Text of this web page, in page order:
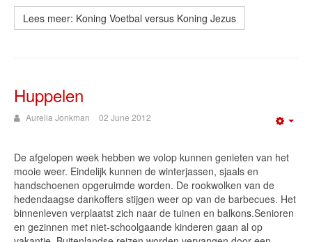
Lees meer: Koning Voetbal versus Koning Jezus
Huppelen
Aurelia Jonkman 02 June 2012
De afgelopen week hebben we volop kunnen genieten van het
mooie weer. Eindelijk kunnen de winterjassen, sjaals en
handschoenen opgeruimde worden. De rookwolken van de
hedendaagse dankoffers stijgen weer op van de barbecues. Het
binnenleven verplaatst zich naar de tuinen en balkons.Senioren
en gezinnen met niet-schoolgaande kinderen gaan al op